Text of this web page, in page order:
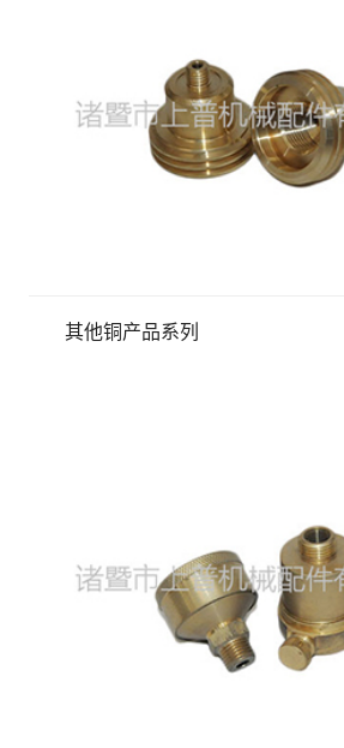
其他铜产品系列